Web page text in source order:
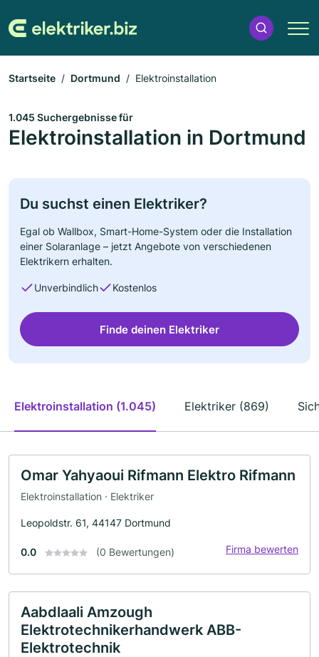
Startseite Dortmund Elektroinstallation
1.045 Suchergebnisse für
Elektroinstallation in Dortmund
Du suchst einen Elektriker?
Egal ob Wallbox, Smart-Home-System oder die Installation
einer Solaranlage – jetzt Angebote von verschiedenen
Elektrikern erhalten.
Unverbindlich Kostenlos
Finde deinen Elektriker
Elektroinstallation (1.045) Elektriker (869)
Omar Yahyaoui Rifmann Elektro Rifmann
Elektroinstallation · Elektriker
Leopoldstr. 61, 44147 Dortmund
0.0 (0 Bewertungen) Firma bewerten
Aabdlaali Amzough
Elektrotechnikerhandwerk ABB-
Elektrotechnik